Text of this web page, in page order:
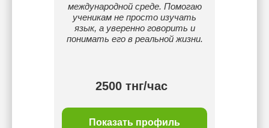
международной среде. Помогаю
ученикам не просто изучать
язык, а уверенно говорить и
понимать его в реальной жизни.
2500 тнг/час
Показать профиль